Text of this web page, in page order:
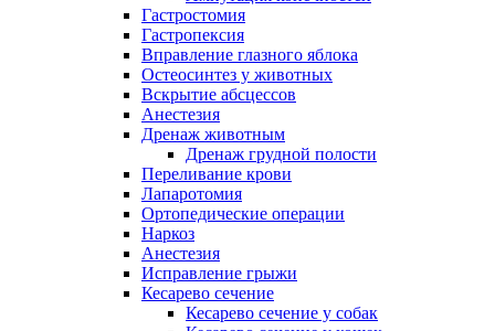
Гастростомия
Гастропексия
Вправление глазного яблока
Остеосинтез у животных
Вскрытие абсцессов
Анестезия
Дренаж животным
Дренаж грудной полости
Переливание крови
Лапаротомия
Ортопедические операции
Наркоз
Анестезия
Исправление грыжи
Кесарево сечение
Кесарево сечение у собак